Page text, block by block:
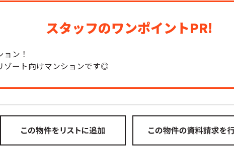
スタッフのワンポイントPR!
ン！
ゾート向けマンションです◎